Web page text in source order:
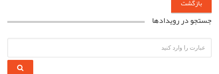
بازگشت
جستجو در رویدادها